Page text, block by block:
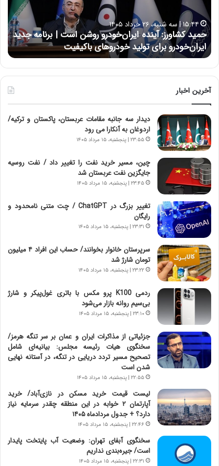
جدید
ی
ی
:
د
ر
ط
و
ا
ر
ی
خ
ا
ی
ر
ا
ن
،
ه
ی
چ
گ
ا
ه
ج
ز
ا
ی
ن
ج
ن
گ
،
ت
و
ا
ن
س
ت
ه
د
۱۷:۳۹ | سه شنبه، ۲۲ اردیبهشت ۱۴۰۵
حسین علایی: در طول تاریخ ایران، هیچگاه جز
نتوانسته در مقابل چنین قدرتی بایستد
آخرین اخبار
دیدار سه جانبه مقامات عربستان، پاکستان و ترکیه/
اردوغان به آنکارا می رود
۲۳:۵۵ | پنجشنبه، ۱۵ مرداد ۱۴۰۵
چین، مسیر خرید نفت را تغییر داد / نفت روسیه
جایگزین نفت عربستان شد
۲۳:۴۵ | پنجشنبه، ۱۵ مرداد ۱۴۰۵
تغییر بزرگ در ChatGPT / چت متنی نامحدود و
رایگان
۲۳:۳۱ | پنجشنبه، ۱۵ مرداد ۱۴۰۵
سرپرستان خانوار بخوانند/ حساب این افراد ۴ میلیون
تومان شارژ شد
۲۳:۲۲ | پنجشنبه، ۱۵ مرداد ۱۴۰۵
ردمی K100 پرو مکس با باتری غول‌پیکر و شارژ
بی‌سیم روانه بازار می‌شود
۲۳:۱۰ | پنجشنبه، ۱۵ مرداد ۱۴۰۵
جزئیاتی از مذاکرات ایران و عمان بر سر تنگه هرمز/
سخنگوی هیات رئیسه مجلس: بیانیه‌ای شامل
تصحیح مسیر تردد دریایی در تنگه، در آستانه نهایی
شدن است
۲۲:۵۵ | پنجشنبه، ۱۵ مرداد ۱۴۰۵
لیست قیمت خرید مسکن در نازی‌آباد/ خرید
آپارتمان ۲ خوابه در این منطقه چقدر سرمایه نیاز
دارد؟ + جدول مردادماه ۱۴۰۵
۲۲:۴۶ | پنجشنبه، ۱۵ مرداد ۱۴۰۵
سخنگوی آبفای تهران: وضعیت آب پایتخت پایدار
است/ جیره‌بندی نداریم
۲۲:۳۱ | پنجشنبه، ۱۵ مرداد ۱۴۰۵